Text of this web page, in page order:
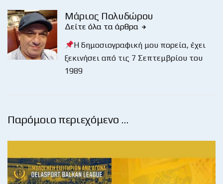
Μάριος Πολυδώρου
Δείτε όλα τα άρθρα
Η δημοσιογραφική μου πορεία, έχει
ξεκινήσει από τις 7 Σεπτεμβρίου του
1989
Παρόμοιο περιεχόμενο …